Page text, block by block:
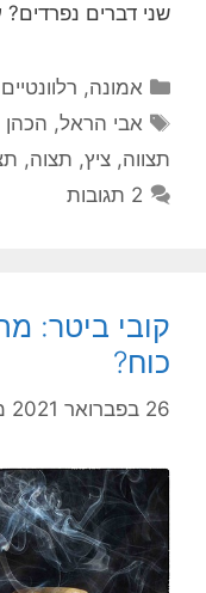
שני דברים
קטגוריות
אמונה,
תגיות
אבי הראל, הכהן
תצווה, ציץ, תצוה,
2 תגובות
קובי ביטר:
כוח?
26 בפברואר 2021